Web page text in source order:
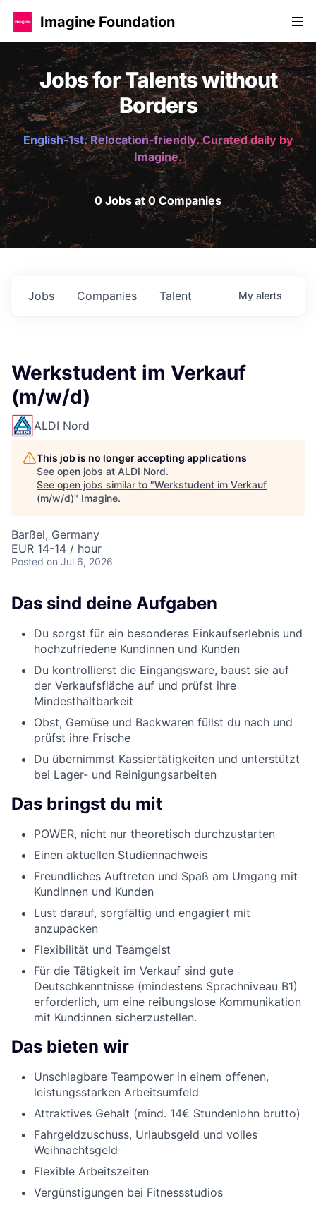
Imagine Foundation
Jobs for Talents without
Borders
English-1st. Relocation-friendly. Curated daily by
Imagine.
0 Jobs at 0 Companies
Jobs Companies Talent My alerts
Werkstudent im Verkauf
(m/w/d)
ALDI Nord
This job is no longer accepting applications
See open jobs at ALDI Nord.
See open jobs similar to "Werkstudent im Verkauf
(m/w/d)" Imagine.
Barßel, Germany
EUR 14-14 / hour
Posted on Jul 6, 2026
Das sind deine Aufgaben
Du sorgst für ein besonderes Einkaufserlebnis und
hochzufriedene Kundinnen und Kunden
Du kontrollierst die Eingangsware, baust sie auf
der Verkaufsfläche auf und prüfst ihre
Mindesthaltbarkeit
Obst, Gemüse und Backwaren füllst du nach und
prüfst ihre Frische
Du übernimmst Kassiertätigkeiten und unterstützt
bei Lager- und Reinigungsarbeiten
Das bringst du mit
POWER, nicht nur theoretisch durchzustarten
Einen aktuellen Studiennachweis
Freundliches Auftreten und Spaß am Umgang mit
Kundinnen und Kunden
Lust darauf, sorgfältig und engagiert mit
anzupacken
Flexibilität und Teamgeist
Für die Tätigkeit im Verkauf sind gute
Deutschkenntnisse (mindestens Sprachniveau B1)
erforderlich, um eine reibungslose Kommunikation
mit Kund:innen sicherzustellen.
Das bieten wir
Unschlagbare Teampower in einem offenen,
leistungsstarken Arbeitsumfeld
Attraktives Gehalt (mind. 14€ Stundenlohn brutto)
Fahrgeldzuschuss, Urlaubsgeld und volles
Weihnachtsgeld
Flexible Arbeitszeiten
Vergünstigungen bei Fitnessstudios